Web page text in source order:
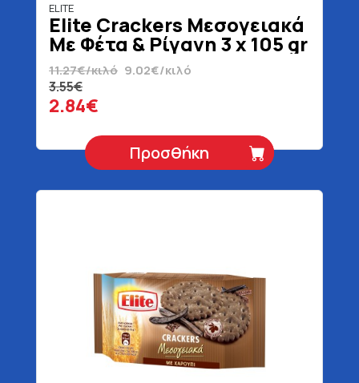
ELITE
Elite Crackers Μεσογειακά
Με Φέτα & Ρίγανη 3 x 105 gr
11.27€/κιλό 9.02€/κιλό
3.55€
2.84€
Προσθήκη